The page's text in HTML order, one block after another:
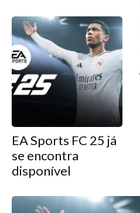
EA Sports FC 25 já
se encontra
disponível